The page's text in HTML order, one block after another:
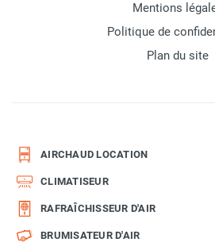
Mentions
Politique de
Plan du site
AIRCHAUD LOCATION
CLIMATISEUR
RAFRAÎCHISSEUR D'AIR
BRUMISATEUR D'AIR